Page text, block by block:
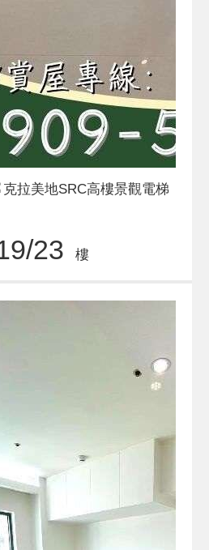
拉美地SRC高樓景觀電梯
23 樓